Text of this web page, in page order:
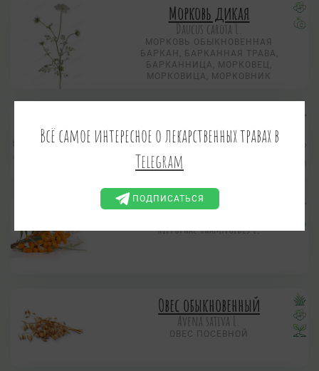
Морковь дикая
Daucus carota L.
МОРКОВЬ ОБЫКНОВЕННАЯ
БАРКАН, БАРКАННАЯ ТРАВА,
БАРКАННИЦА, МОРКОВЕЦ,
МОРКОВИЦА, МОРКОВНИК
Daucus sativus (Hoffm.) Roehl.
Облепиха крушиновидная
Hippophae rhamnoides L.
Овес обыкновенный
Avena sativa L.
ОВЕС ПОСЕВНОЙ
Всё самое интересное о лекарственных травах в
Telegram
ПОДПИСАТЬСЯ